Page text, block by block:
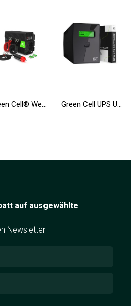
Green Cell® Wechselrichter Spannungswandler 24V auf 230V 500W/1000W Reiner sinus Green Cell UPS USV 600VA 360W Unterbrechungsfreie Stromversorgung mit LCD Display und Überspannungsschutz 230V
auf ausgewählte
Newsletter